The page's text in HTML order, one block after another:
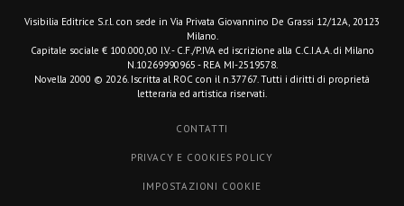
Visibilia Editrice S.r.l. con sede in Via Privata Giovannino De Grassi 12/12A, 20123
Milano.
Capitale sociale € 100.000,00 I.V. - C.F./P.IVA ed iscrizione alla C.C.I.A.A. di Milano
N.10269990965 - REA MI-2519578.
Novella 2000 © 2026. Iscritta al ROC con il n.37767. Tutti i diritti di proprietà
letteraria ed artistica riservati.
CONTATTI
PRIVACY E COOKIES POLICY
IMPOSTAZIONI COOKIE